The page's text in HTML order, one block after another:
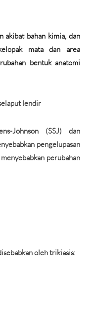
akibat bahan kimia, dan
mata dan area
bentuk anatomi
lendir
Johnson (SSJ) dan
pengelupasan
perubahan
oleh trikiasis: